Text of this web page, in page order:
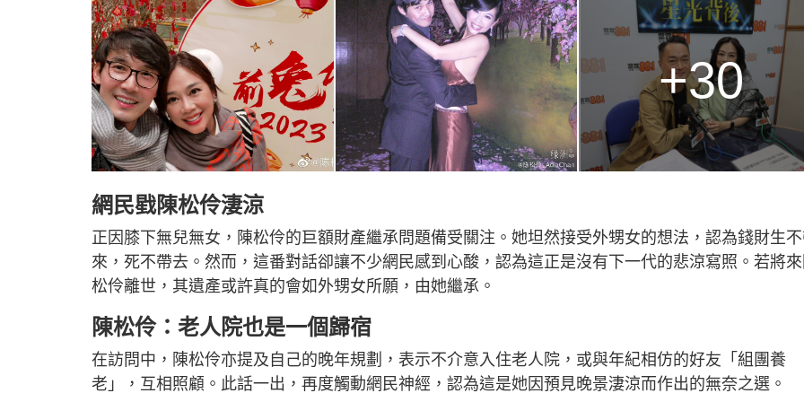
+30
網民戥陳松伶淒涼
正因膝下無兒無女，陳松伶的巨額財產繼承問題備受關注。她坦然接受外甥女的想法，認為錢財生
來，死不帶去。然而，這番對話卻讓不少網民感到心酸，認為這正是沒有下一代的悲涼寫照。若將
松伶離世，其遺產或許真的會如外甥女所願，由她繼承。
陳松伶：老人院也是一個歸宿
在訪問中，陳松伶亦提及自己的晚年規劃，表示不介意入住老人院，或與年紀相仿的好友「組團養
老」，互相照顧。此話一出，再度觸動網民神經，認為這是她因預見晚景淒涼而作出的無奈之選。